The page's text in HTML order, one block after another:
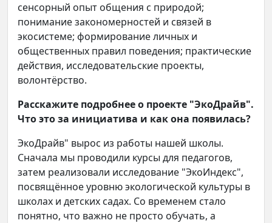
сенсорный опыт общения с природой;
понимание закономерностей и связей в
экосистеме; формирование личных и
общественных правил поведения; практические
действия, исследовательские проекты,
волонтёрство.
Расскажите подробнее о проекте "ЭкоДрайв".
Что это за инициатива и как она появилась?
ЭкоДрайв" вырос из работы нашей школы.
Сначала мы проводили курсы для педагогов,
затем реализовали исследование "ЭкоИндекс",
посвящённое уровню экологической культуры в
школах и детских садах. Со временем стало
понятно, что важно не просто обучать, а